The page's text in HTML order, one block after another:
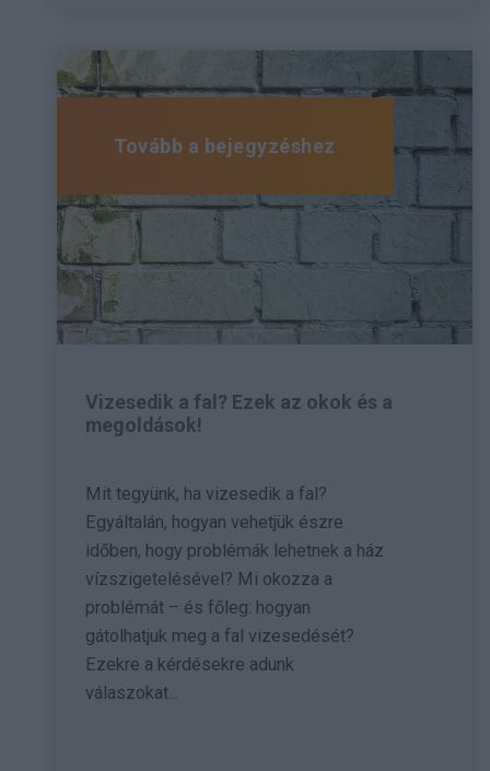
Vizesedik a fal? Ezek az okok és a
megoldások!
Mit tegyünk, ha vizesedik a fal?
Egyáltalán, hogyan vehetjük észre
időben, hogy problémák lehetnek a ház
vízszigetelésével? Mi okozza a
problémát – és főleg: hogyan
gátolhatjuk meg a fal vizesedését?
Ezekre a kérdésekre adunk
válaszokat...
Tovább a bejegyzéshez